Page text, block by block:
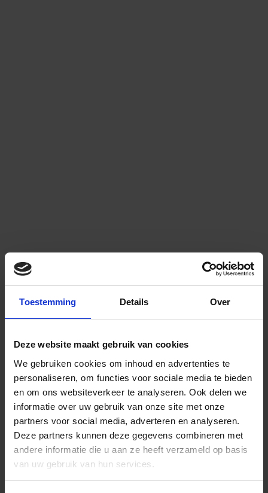
Toestemming Details Over
Deze website maakt gebruik van cookies
We gebruiken cookies om inhoud en advertenties te
personaliseren, om functies voor sociale media te bieden
en om ons websiteverkeer te analyseren. Ook delen we
informatie over uw gebruik van onze site met onze
partners voor social media, adverteren en analyseren.
Deze partners kunnen deze gegevens combineren met
andere informatie die u aan ze heeft verzameld op basis
van uw gebruik van hun services.